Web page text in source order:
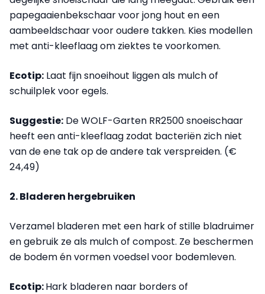
papegaaienbekschaar voor jong hout en een
aambeeldschaar voor oudere takken. Kies modellen
met anti-kleeflaag om ziektes te voorkomen.
Ecotip: Laat fijn snoeihout liggen als mulch of
schuilplek voor egels.
Suggestie: De WOLF-Garten RR2500 snoeischaar
heeft een anti-kleeflaag zodat bacteriën zich niet
van de ene tak op de andere tak verspreiden. (€
24,49)
2. Bladeren hergebruiken
Verzamel bladeren met een hark of stille bladruimer
en gebruik ze als mulch of compost. Ze beschermen
de bodem én vormen voedsel voor bodemleven.
Ecotip:Hark bladeren naar borders of